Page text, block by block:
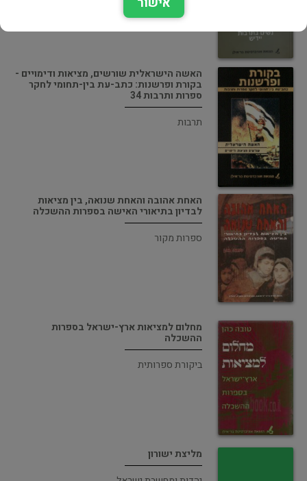
האשה הישראלית שורשים, מציאות ודימויים -
בקורת ופרשנות: כתב-עת בין-תחומי לחקר
ספרות ותרבות 34
תרבות
האחת אהובה והאחת שנואה, בין מציאות
לבדיון בתיאורי האישה בספרות ההשכלה
ספרות מקור
מחלום למציאות ארץ-ישראל בספרות
ההשכלה
ביקורת ספרותית
מליצת ישורון